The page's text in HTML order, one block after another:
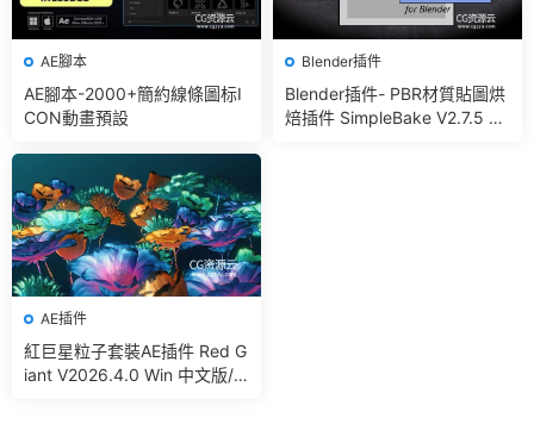
AE腳本
AE腳本-2000+簡約線條圖标I
CON動畫預設
Blender插件
Blender插件- PBR材質貼圖烘
焙插件 SimpleBake V2.7.5 –
AE插件
紅巨星粒子套裝AE插件 Red G
iant V2026.4.0 Win 中文版/